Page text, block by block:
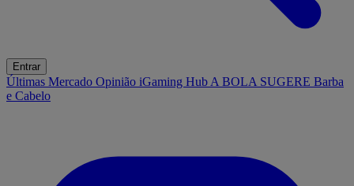
Entrar
Últimas Mercado Opinião iGaming Hub A BOLA SUGERE Barba
e Cabelo